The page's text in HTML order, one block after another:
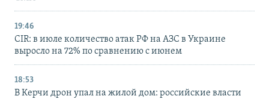
19:46
CIR: в июле количество атак РФ на АЗС в Украине
выросло на 72% по сравнению с июнем
18:53
В Керчи дрон упал на жилой дом: российские власти